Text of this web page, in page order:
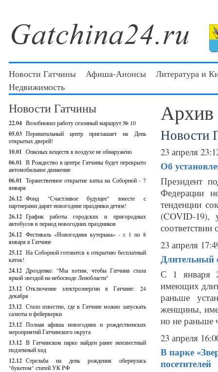
Новости Гатчины Афиша-Анонсы
Литература и
Недвижимость
Новости Гатчины
22.04 Возобновил работу сезонный маршрут № 10
05.03 Перинатальный центр приглашает на День
открытых дверей!
10.01 Опасных веществ в воздухе не обнаружено
06.01 В Рождество в центре Гатчины будет перекрыто
автомобильное движение
06.01 Торжественное открытие катка на Соборной - 7
января
26.12 Фонд "Счастливое будущее" вместе с
партнерами дарят новогодние праздники детям!
26.12 График работы городских и пригородных
автобусов в период новогодних праздников
26.12 Фестиваль «Новогодняя кутерьма» - с 1 по 8
января в Гатчине
25.12 На Соборной готовится к открытию бесплатный
каток!
24.12 Дрозденко: "Мы хотим, чтобы Гатчина стала
яркой звездой на небосводе Ленобласти"
23.12 Отключение электроэнергии в Гатчине: 24
декабря
23.12 Стало известно, где в Гатчине можно запускать
салюты и фейерверки
23.12 Полная афиша новогодних и рождественских
мероприятий Гатчинского округа
13.12 В Гатчинском парке найден ранее неизвестный
подземный ход
12.12 Стрельба на день рождения обернулась
"букетом" статей УК РФ
Архив
Новости
23 апреля
Об
Президент
Федерации
тенденции
(COVID-19),
соответствии
23 апреля
Длительный
С 1 января
имеющих
раньше
женщины,
но не раньше
23 апреля
В парке
посетителей